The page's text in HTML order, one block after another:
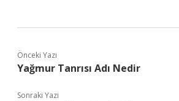
Önceki Yazı
Yağmur Tanrısı Adı Nedir
Sonraki Yazı